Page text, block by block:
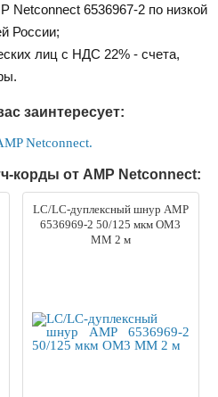
Netconnect 6536967-2 по низкой
России;
лиц с НДС 22% - счета,
заинтересует:
Netconnect.
корды от AMP Netconnect:
LC/LC-дуплексный шнур AMP
6536969-2 50/125 мкм OM3
MM 2 м